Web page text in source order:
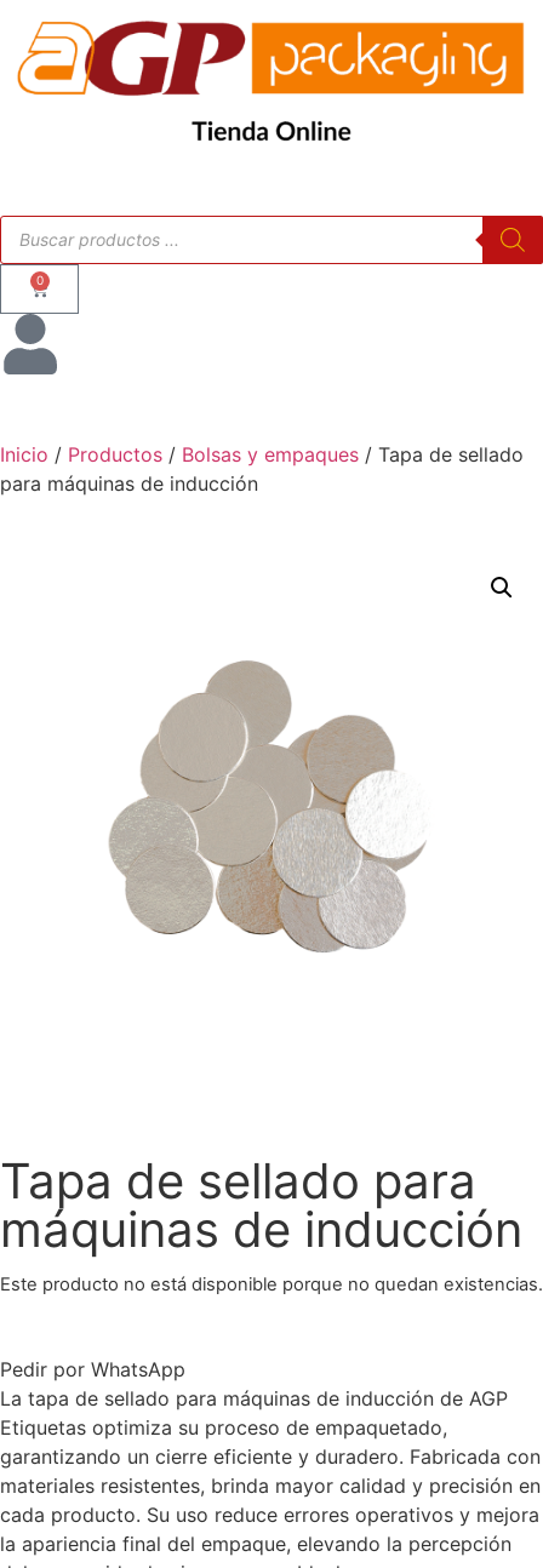
0
Inicio / Productos / Bolsas y empaques / Tapa de sellado
para máquinas de inducción
Tapa de sellado para
máquinas de inducción
Este producto no está disponible porque no quedan existencias.
Pedir por WhatsApp
La tapa de sellado para máquinas de inducción de AGP
Etiquetas optimiza su proceso de empaquetado,
garantizando un cierre eficiente y duradero. Fabricada con
materiales resistentes, brinda mayor calidad y precisión en
cada producto. Su uso reduce errores operativos y mejora
la apariencia final del empaque, elevando la percepción